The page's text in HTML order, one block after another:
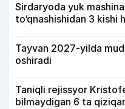
Sirdaryoda yuk
to‘qnashishidan 3 kishi
Tayvan 2027-yilda
oshiradi
Taniqli rejissyor
bilmaydigan 6 ta